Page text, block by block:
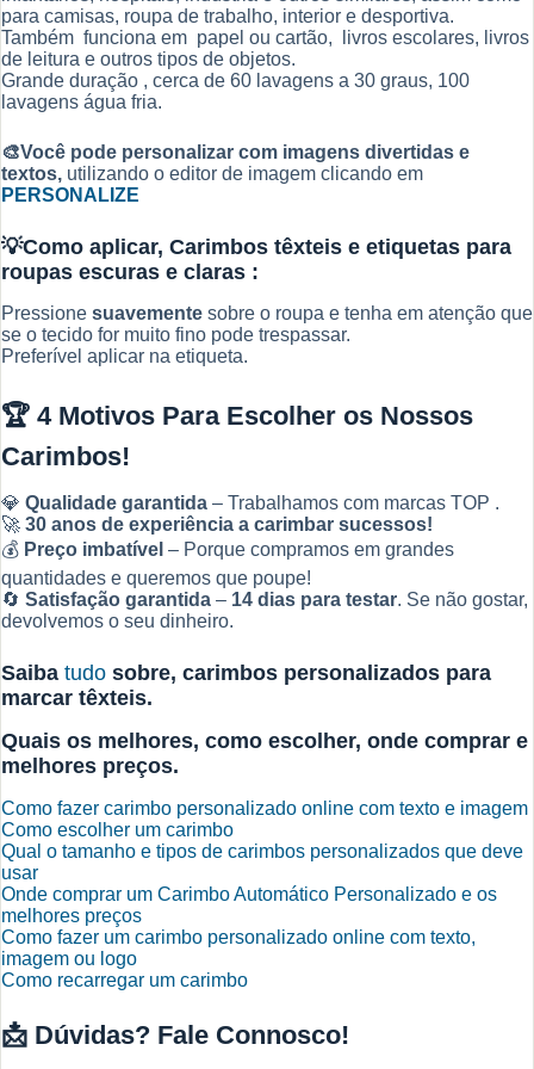
para camisas, roupa de trabalho, interior e desportiva.
Também funciona em papel ou cartão, livros escolares, livros
de leitura e outros tipos de objetos.
Grande duração , cerca de 60 lavagens a 30 graus, 100
lavagens água fria.
🎨Você pode personalizar com imagens divertidas e
textos, utilizando o editor de imagem clicando em
PERSONALIZE
💡Como aplicar, Carimbos têxteis e etiquetas para
roupas escuras e claras :
Pressione suavemente sobre o roupa e tenha em atenção que
se o tecido for muito fino pode trespassar.
Preferível aplicar na etiqueta.
🏆 4 Motivos Para Escolher os Nossos
Carimbos!
💎 Qualidade garantida – Trabalhamos com marcas TOP .
🚀 30 anos de experiência a carimbar sucessos!
💰 Preço imbatível – Porque compramos em grandes
quantidades e queremos que poupe!
🔄 Satisfação garantida – 14 dias para testar. Se não gostar,
devolvemos o seu dinheiro.
Saiba tudo sobre, carimbos personalizados para
marcar têxteis.
Quais os melhores, como escolher, onde comprar e
melhores preços.
Como fazer carimbo personalizado online com texto e imagem
Como escolher um carimbo
Qual o tamanho e tipos de carimbos personalizados que deve
usar
Onde comprar um Carimbo Automático Personalizado e os
melhores preços
Como fazer um carimbo personalizado online com texto,
imagem ou logo
Como recarregar um carimbo
📩 Dúvidas? Fale Connosco!